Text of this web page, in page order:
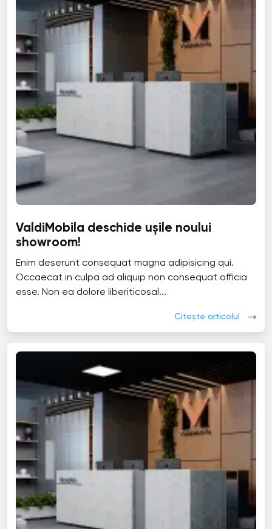
ValdiMobila deschide ușile noului
showroom!
Enim deserunt consequat magna adipisicing qui.
Occaecat in culpa ad aliquip non consequat officia
esse. Non ea dolore liberiticosal...
Citește articolul